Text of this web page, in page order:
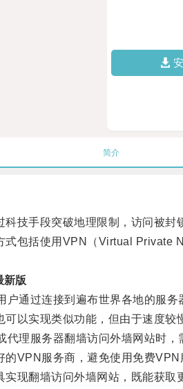
简介
手段突破地理限制，访问被封
包括使用VPN（Virtual Private
新版
过连接到遍布世界各地的服务
实现类似功能，但由于速度较
服务器翻墙访问外墙网站时，
服务商，避免使用免费VPN
翻墙访问外墙网站，既能获取